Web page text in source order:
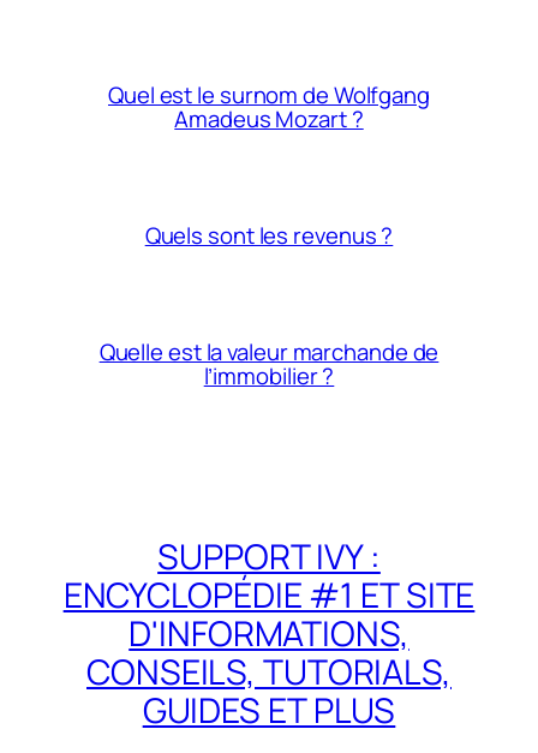
Quel est le surnom de Wolfgang
Amadeus Mozart ?
Quels sont les revenus ?
Quelle est la valeur marchande de
l’immobilier ?
SUPPORT IVY :
ENCYCLOPÉDIE #1 ET SITE
D'INFORMATIONS,
CONSEILS, TUTORIALS,
GUIDES ET PLUS